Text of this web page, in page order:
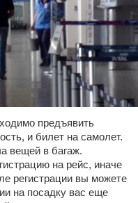
предъявить
и билет на самолет.
вещей в багаж.
на рейс, иначе
регистрации вы можете
на посадку вас еще